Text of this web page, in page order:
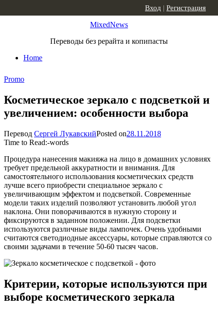
MixedNews
Переводы без рерайта и копипасты
Home
Вход | Регистрация
Promo
Косметическое зеркало с подсветкой и
увеличением: особенности выбора
Перевод Сергей ЛукавскийPosted on28.11.2018
Time to Read:-words
Процедура нанесения макияжа на лицо в домашних условиях
требует предельной аккуратности и внимания. Для
самостоятельного использования косметических средств
лучше всего приобрести специальное зеркало с
увеличивающим эффектом и подсветкой. Современные
модели таких изделий позволяют установить любой угол
наклона. Они поворачиваются в нужную сторону и
фиксируются в заданном положении. Для подсветки
используются различные виды лампочек. Очень удобными
считаются светодиодные аксессуары, которые справляются со
своими задачами в течение 50-60 тысяч часов.
Критерии, которые используются при
выборе косметического зеркала